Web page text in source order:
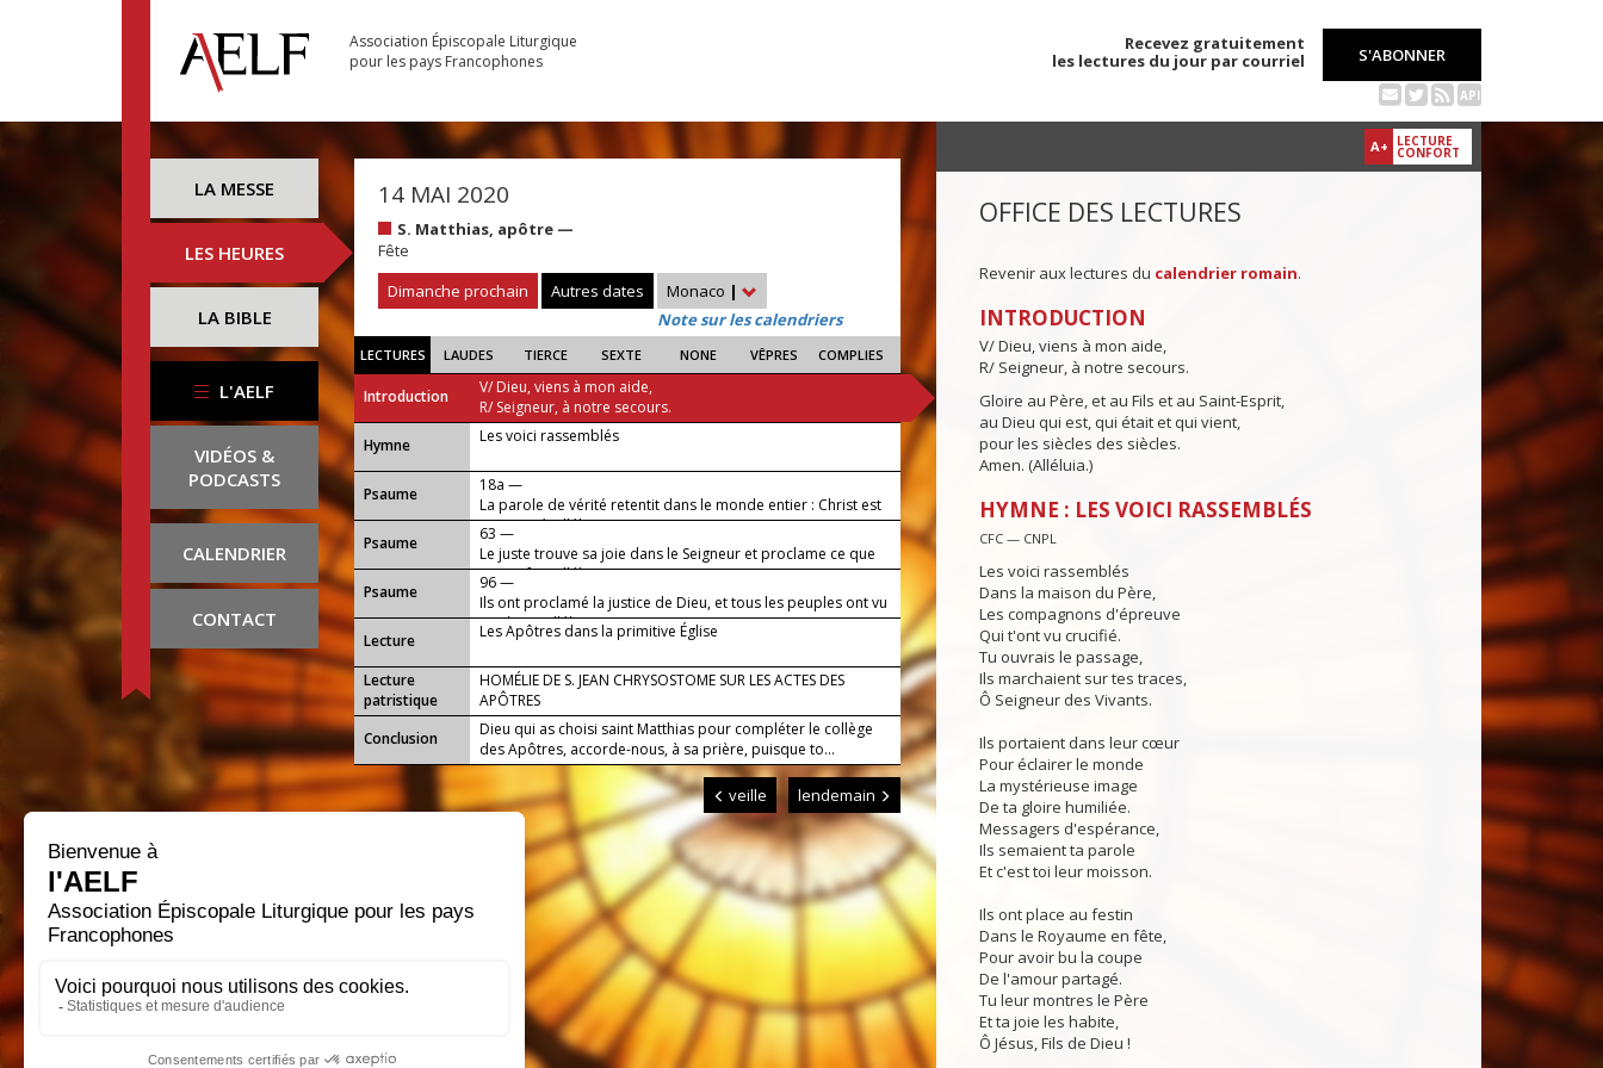
Association Épiscopale Liturgique
pour les pays Francophones
Recevez gratuitement
les lectures du jour par courriel
S'ABONNER
API
LA MESSE
LES HEURES
LA BIBLE
L'AELF
VIDÉOS &
PODCASTS
CALENDRIER
CONTACT
14 MAI 2020
S. Matthias, apôtre —
Fête
Dimanche prochain
Autres dates Monaco |
Note sur les calendriers
LECTURES LAUDES TIERCE SEXTE NONE VÊPRES COMPLIES
Introduction
V/ Dieu, viens à mon aide,
R/ Seigneur, à notre secours.
...
Hymne Les voici rassemblés
Psaume
18a —
La parole de vérité retentit dans le monde entier : Christ est
ressuscité, alléluia !
Psaume
63 —
Le juste trouve sa joie dans le Seigneur et proclame ce que
Dieu a fait, alléluia.
Psaume
96 —
Ils ont proclamé la justice de Dieu, et tous les peuples ont vu
sa gloire, alléluia.
Lecture
Les Apôtres dans la primitive Église
Lecture
patristique
HOMÉLIE DE S. JEAN CHRYSOSTOME SUR LES ACTES DES
APÔTRES
Conclusion
Dieu qui as choisi saint Matthias pour compléter le collège
des Apôtres, accorde-nous, à sa prière, puisque to...
veille lendemain
A+ LECTURE
CONFORT
OFFICE DES LECTURES
Revenir aux lectures du calendrier romain.
INTRODUCTION
V/ Dieu, viens à mon aide,
R/ Seigneur, à notre secours.
Gloire au Père, et au Fils et au Saint-Esprit,
au Dieu qui est, qui était et qui vient,
pour les siècles des siècles.
Amen. (Alléluia.)
HYMNE : LES VOICI RASSEMBLÉS
CFC — CNPL
Les voici rassemblés
Dans la maison du Père,
Les compagnons d'épreuve
Qui t'ont vu crucifié.
Tu ouvrais le passage,
Ils marchaient sur tes traces,
Ô Seigneur des Vivants.
Ils portaient dans leur cœur
Pour éclairer le monde
La mystérieuse image
De ta gloire humiliée.
Messagers d'espérance,
Ils semaient ta parole
Et c'est toi leur moisson.
Ils ont place au festin
Dans le Royaume en fête,
Pour avoir bu la coupe
De l'amour partagé.
Tu leur montres le Père
Et ta joie les habite,
Ô Jésus, Fils de Dieu !